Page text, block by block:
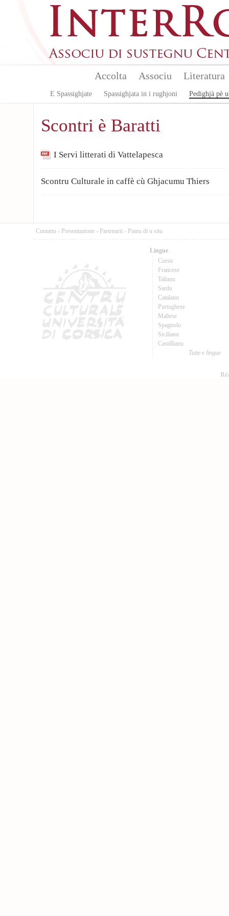
Accolta Associu Literatura
E Spassighjate Spassighjata in i rughjoni Pedighjà pè
Scontri è Baratti
I Servi litterati di Vattelapesca
Scontru Culturale in caffè cù Ghjacumu Thiers
Cuntattu - Presentazione - Partenarii - Pianu di u situ
Lingue
Corsu
Francese
Talianu
Sardu
Catalanu
Purtughese
Maltese
Spagnolu
Sicilianu
Castillianu
Tutte e lingue